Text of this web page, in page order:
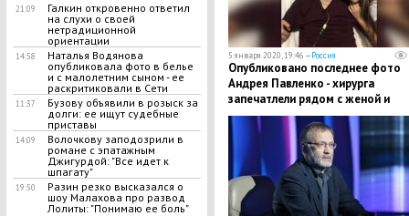
21:09
Галкин откровенно ответил
на слухи о своей
нетрадиционной
ориентации
14:58
Наталья Водянова
опубликовала фото в белье
и с малолетним сыном - ее
раскритиковали в Сети
11:37
Бузову объявили в розыск за
долги: ее ищут судебные
приставы
14:09
Волочкову заподозрили в
романе с эпатажным
Джигурдой: "Все идет к
шпагату"
19:50
​Разин резко высказался о
шоу Малахова про развод
Лолиты: "Понимаю ее боль"
5 января 2020, 19:46 —Россия
Опубликовано последнее фото
Андрея Павленко - хирурга
запечатлели рядом с женой и
дочерью